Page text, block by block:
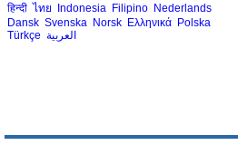
हिन्दी ไทย Indonesia Filipino Nederlands
Dansk Svenska Norsk Ελληνικά Polska
Türkçe العربية